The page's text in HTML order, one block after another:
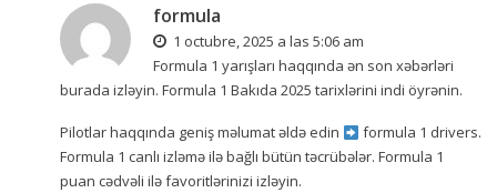
formula
1 octubre, 2025 a las 5:06 am
Formula 1 yarışları haqqında ən son xəbərləri
burada izləyin. Formula 1 Bakıda 2025 tarixlərini indi öyrənin.
Pilotlar haqqında geniş məlumat əldə edin formula 1 drivers.
Formula 1 canlı izləmə ilə bağlı bütün təcrübələr. Formula 1
puan cədvəli ilə favoritlərinizi izləyin.